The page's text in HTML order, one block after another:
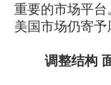
重要的市场平
美国市场仍寄
调整结构